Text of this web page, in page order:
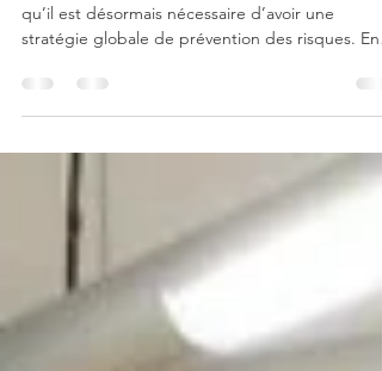
qu’il est désormais nécessaire d’avoir une
stratégie globale de prévention des risques. En
qu’il était essentiel de se préparer à toutes
de risques. Le Bureau des Nations-Unies pour la